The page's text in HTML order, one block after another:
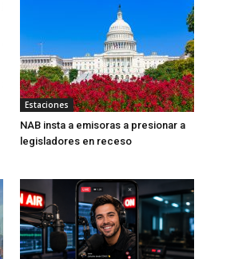
Estaciones
NAB insta a emisoras a presionar a
legisladores en receso